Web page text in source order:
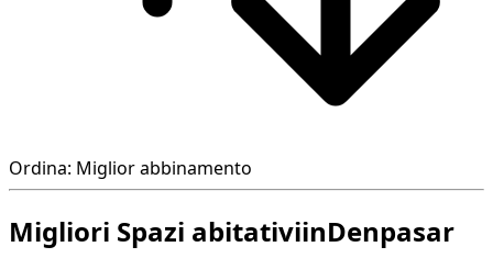
Ordina: Miglior abbinamento
Migliori Spazi abitativiinDenpasar